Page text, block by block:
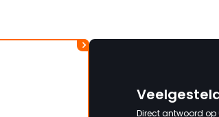
Direct antwoord op